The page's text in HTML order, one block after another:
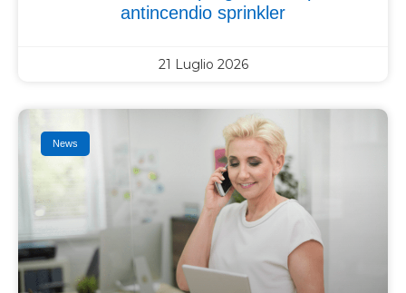
antincendio sprinkler
21 Luglio 2026
News